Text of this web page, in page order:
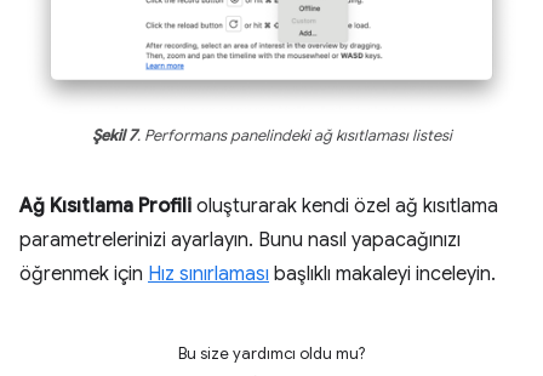
Şekil 7. Performans panelindeki ağ kısıtlaması listesi
Ağ Kısıtlama Profili oluşturarak kendi özel ağ kısıtlama
parametrelerinizi ayarlayın. Bunu nasıl yapacağınızı
öğrenmek için Hız sınırlaması başlıklı makaleyi inceleyin.
Bu size yardımcı oldu mu?